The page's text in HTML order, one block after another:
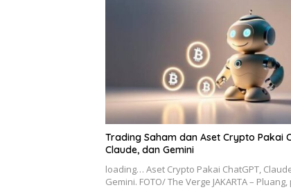
Trading Saham dan Aset Crypto Pakai
Claude, dan Gemini
loading… Aset Crypto Pakai ChatGPT,
Gemini. FOTO/ The Verge JAKARTA –